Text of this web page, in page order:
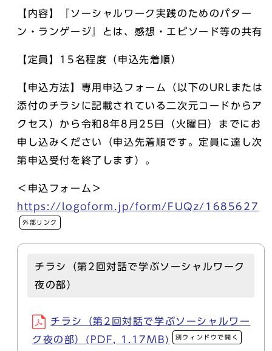
【内容】『ソーシャルワーク実践のためのパター
ン・ランゲージ』とは、感想・エピソード等の共有
【定員】15名程度（申込先着順）
【申込方法】専用申込フォーム（以下のURLまたは
添付のチラシに記載されている二次元コードからア
クセス）から令和8年8月25日（火曜日）までにお
申し込みください（申込先着順です。定員に達し次
第申込受付を終了します）。
＜申込フォーム＞
https://logoform.jp/form/FUQz/1685627
外部リンク
チラシ（第2回対話で学ぶソーシャルワーク
夜の部）
チラシ（第2回対話で学ぶソーシャルワー
ク夜の部）(PDF, 1.17MB)
別ウィンドウで開く